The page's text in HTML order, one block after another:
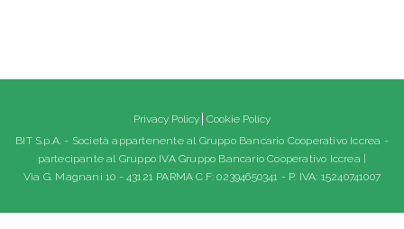
Privacy Policy Cookie Policy
BIT S.p.A. - Società appartenente al Gruppo Bancario Cooperativo Iccrea -
partecipante al Gruppo IVA Gruppo Bancario Cooperativo Iccrea |
Via G. Magnani 10 - 43121 PARMA C.F: 02394650341 - P. IVA: 15240741007